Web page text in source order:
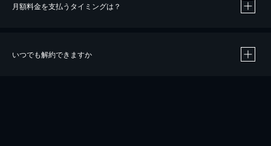
※40％ポイント還元の対象は、クレジットカード決済による作品の購入 / レンタルです。
iOSアプリのUコイン決済による作品の購入 / レンタルは、20％のポイント還元です。
月額料金を支払うタイミングは？
いつでも解約できますか